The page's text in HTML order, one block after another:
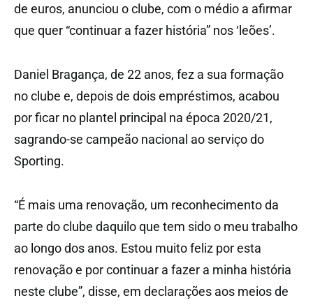
de euros, anunciou o clube, com o médio a afirmar
que quer “continuar a fazer história” nos ‘leões’.
Daniel Bragança, de 22 anos, fez a sua formação
no clube e, depois de dois empréstimos, acabou
por ficar no plantel principal na época 2020/21,
sagrando-se campeão nacional ao serviço do
Sporting.
“É mais uma renovação, um reconhecimento da
parte do clube daquilo que tem sido o meu trabalho
ao longo dos anos. Estou muito feliz por esta
renovação e por continuar a fazer a minha história
neste clube”, disse, em declarações aos meios de